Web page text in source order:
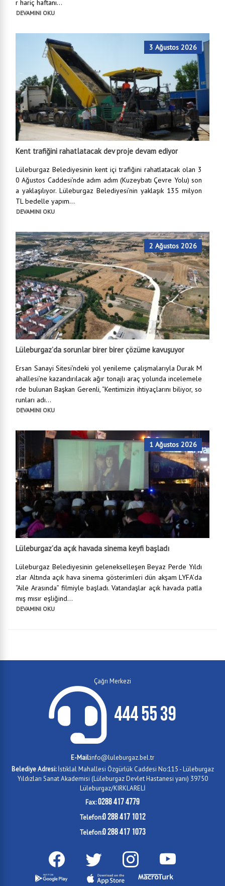
r hariç haftanı...
DEVAMINI OKU
3 Ağustos 2026
Kent trafiğini rahatlatacak dev proje devam ediyor
Lüleburgaz Belediyesinin kent içi trafiğini rahatlatacak olan 3
0 Ağustos Caddesi’nde adım adım (Kuzeybatı Çevre Yolu) son
a yaklaşılıyor. Lüleburgaz Belediyesi’nin yaklaşık 135 milyon
TL bedelle yapım...
DEVAMINI OKU
2 Ağustos 2026
Lüleburgaz’da sorunlar birer birer çözüme kavuşuyor
Ersan Sanayi Sitesi’ndeki yol yenileme çalışmalarıyla Durak M
ahallesi’ne kazandırılacak ağır tonajlı araç yolunda incelemele
rde bulunan Başkan Gerenli, “Kentimizin ihtiyaçlarını biliyor, so
runları adı...
DEVAMINI OKU
1 Ağustos 2026
Lüleburgaz’da açık havada sinema keyfi başladı
Lüleburgaz Belediyesinin gelenekselleşen Beyaz Perde Yıldı
zlar Altında açık hava sinema gösterimleri dün akşam LYFA’da
“Aile Arasında” filmiyle başladı. Vatandaşlar açık havada patla
mış mısır eşliğind...
DEVAMINI OKU
Çağrı Merkezi
444 55 39
E-Mail:info@luleburgaz.bel.tr
Belediye Adresi:İstiklal Mahallesi Özgürlük Caddesi No:115 - Lüleburgaz
Yıldızları Sanat Akademisi (Lüleburgaz Devlet Hastanesi yanı) 39750
Lüleburgaz/KIRKLARELİ
Fax:0288 417 4779
Telefon:0 288 417 1012
Telefon:0 288 417 1073